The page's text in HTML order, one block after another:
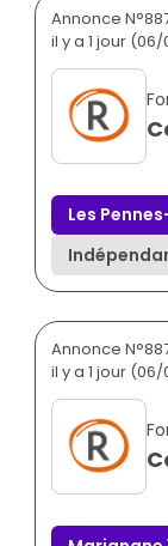
Annonce
il y a 1 jour
Les
Annonce
il y a 1 jour